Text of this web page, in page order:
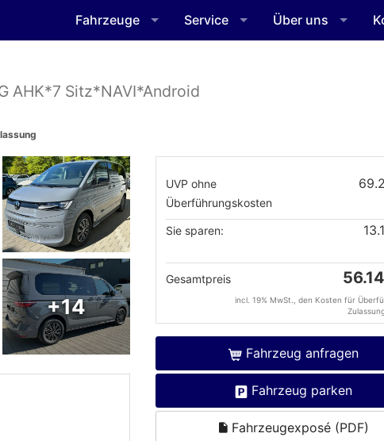
Fahrzeuge Service Über uns
AHK*7 Sitz*NAVI*Android
UVP ohne
Überführungskosten
Sie sparen:
Gesamtpreis
incl. 19% MwSt., den Kosten für
Fahrzeug anfragen
Fahrzeug parken
Fahrzeugexposé (PDF)
+14